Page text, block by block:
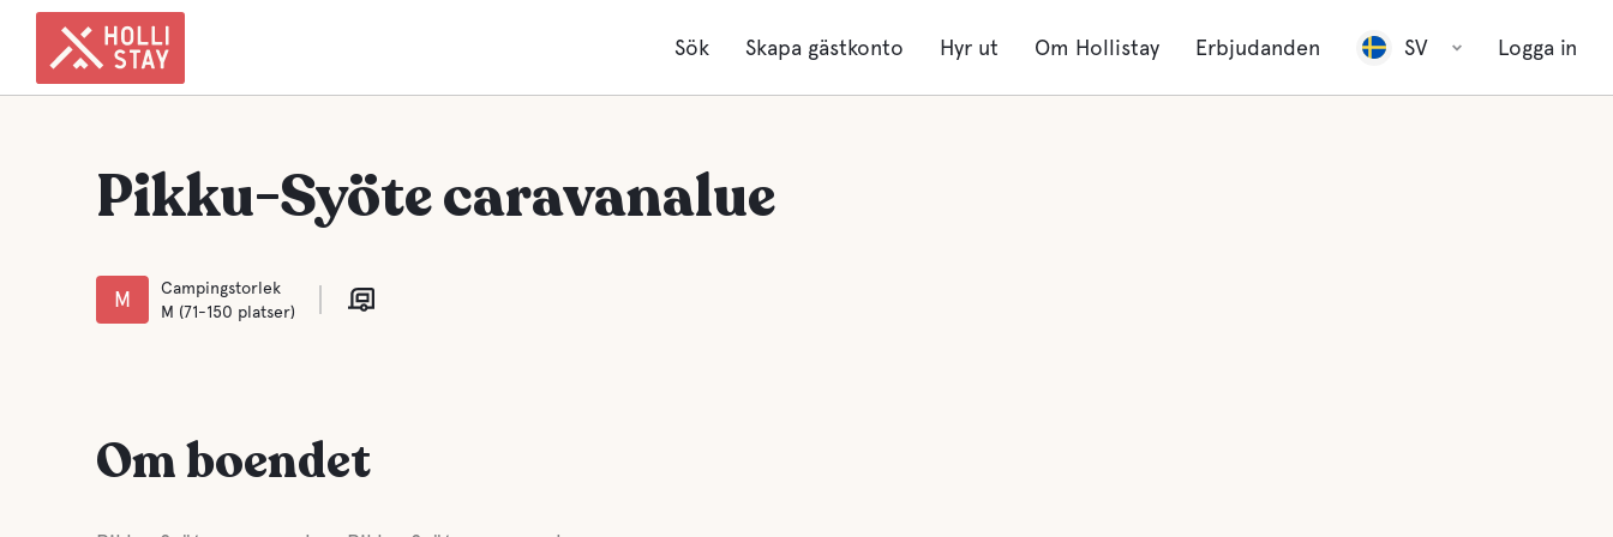
Sök Skapa gästkonto Hyr ut Om Hollistay Erbjudanden SV Logga in
Pikku-Syöte caravanalue
M
Campingstorlek
M (71-150 platser)
Om boendet